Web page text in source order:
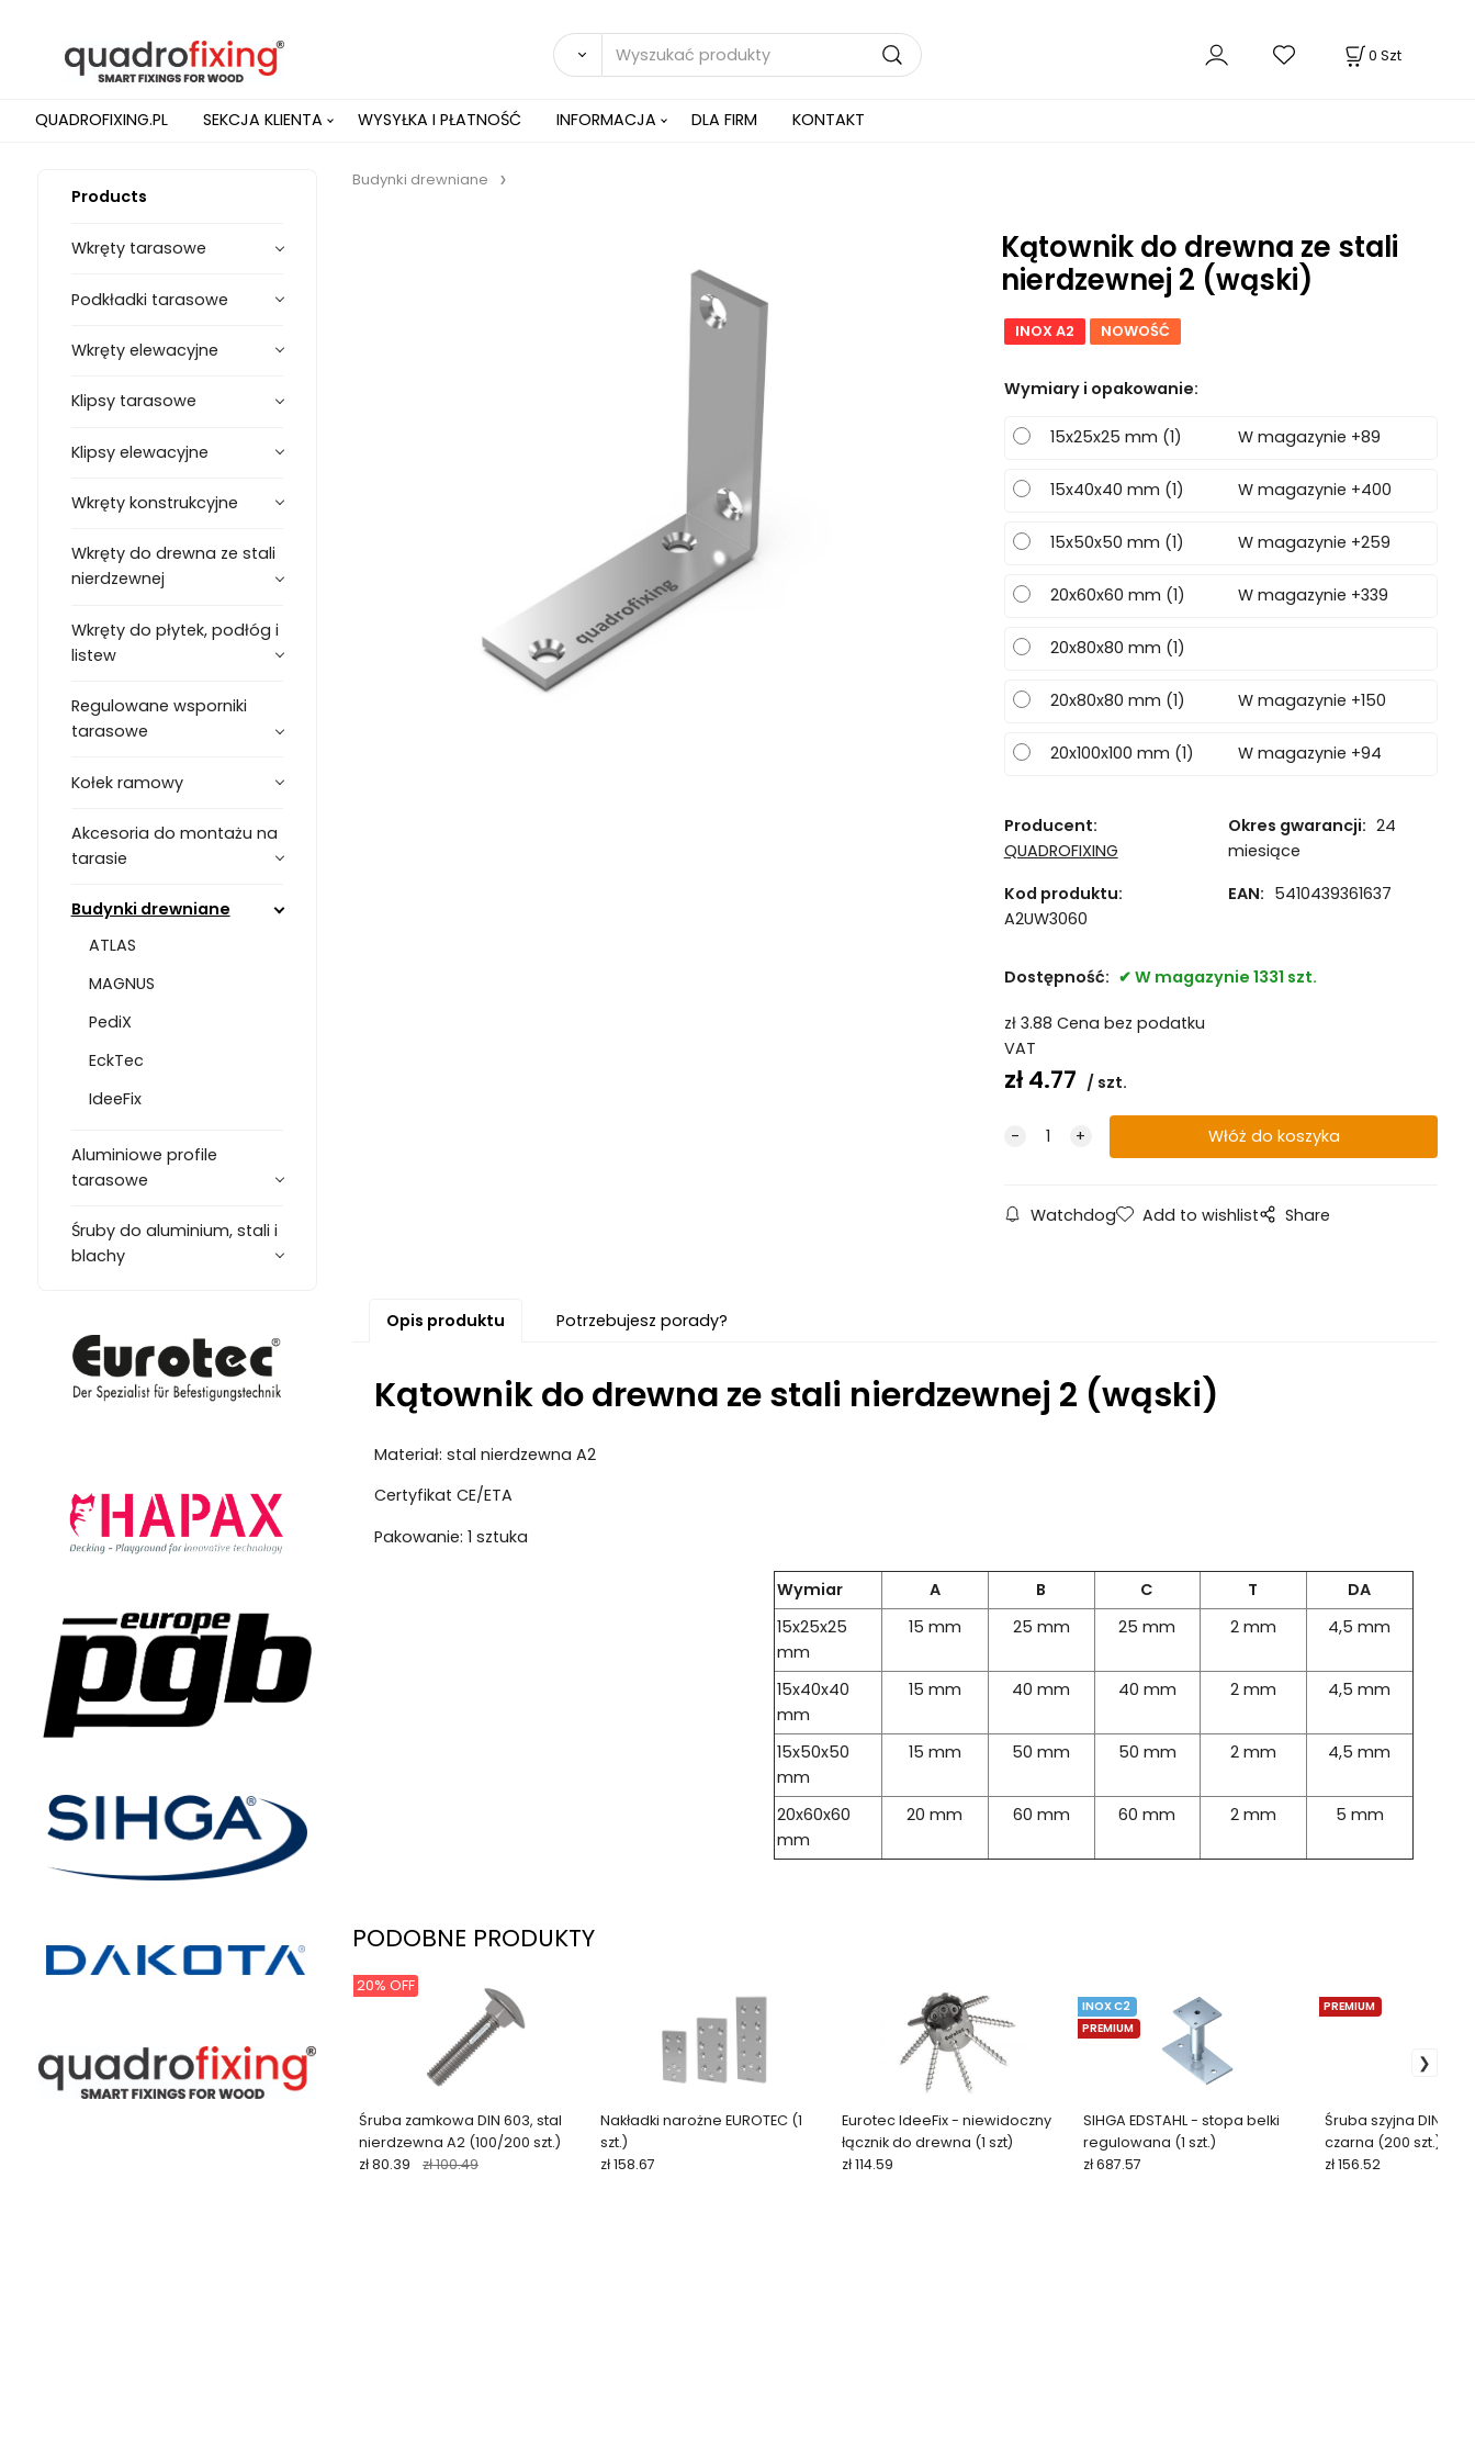
0 Szt
QUADROFIXING.PL SEKCJA KLIENTA WYSYŁKA I PŁATNOŚĆ INFORMACJA DLA FIRM KONTAKT
Products
Wkręty tarasowe
Podkładki tarasowe
Wkręty elewacyjne
Klipsy tarasowe
Klipsy elewacyjne
Wkręty konstrukcyjne
Wkręty do drewna ze stali
nierdzewnej
Wkręty do płytek, podłóg i
listew
Regulowane wsporniki
tarasowe
Kołek ramowy
Akcesoria do montażu na
tarasie
Budynki drewniane
ATLAS
MAGNUS
PediX
EckTec
IdeeFix
Aluminiowe profile
tarasowe
Śruby do aluminium, stali i
blachy
Budynki drewniane
Kątownik do drewna ze stali
nierdzewnej 2 (wąski)
INOX A2 NOWOŚĆ
Wymiary i opakowanie:
15x25x25 mm (1) W magazynie +89
15x40x40 mm (1) W magazynie +400
15x50x50 mm (1) W magazynie +259
20x60x60 mm (1) W magazynie +339
20x80x80 mm (1)
20x80x80 mm (1) W magazynie +150
20x100x100 mm (1) W magazynie +94
Producent:
QUADROFIXING
Okres gwarancji: 24
miesiące
Kod produktu:
A2UW3060
EAN: 5410439361637
Dostępność: W magazynie 1331 szt.
zł 3.88 Cena bez podatku
VAT
zł4.77 szt.
Watchdog Add to wishlist Share
Opis produktu Potrzebujesz porady?
Kątownik do drewna ze stali nierdzewnej 2 (wąski)
Materiał: stal nierdzewna A2
Certyfikat CE/ETA
Pakowanie: 1 sztuka
Wymiar A B C T
DA
15x25x25
mm
15 mm 25 mm 25 mm 2 mm 4,5 mm
15x40x40
mm
15 mm 40 mm 40 mm 2 mm 4,5 mm
15x50x50
mm
15 mm 50 mm 50 mm 2 mm 4,5 mm
20x60x60
mm
20 mm 60 mm 60 mm 2 mm 5 mm
PODOBNE PRODUKTY
Śruba zamkowa DIN 603, stal
nierdzewna A2 (100/200 szt.)
20% OFF
zł 80.39 zł 100.49
Nakładki narożne EUROTEC (1
szt.)
zł 158.67
Eurotec IdeeFix - niewidoczny
łącznik do drewna (1 szt)
zł 114.59
SIHGA EDSTAHL - stopa belki
regulowana (1 szt.)
INOX C2
PREMIUM
zł 687.57
Śruba szyjna DIN
czarna (200 szt.)
PREMIUM
zł 156.52